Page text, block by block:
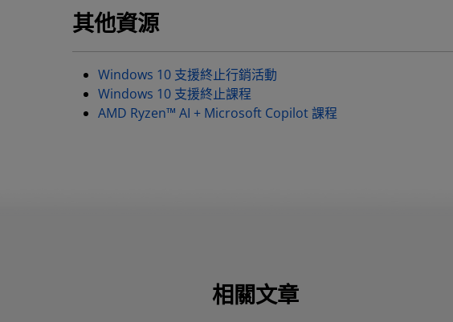
其他資源
Windows 10 支援終止行銷活動
Windows 10 支援終止課程
AMD Ryzen™ AI + Microsoft Copilot 課程
相關文章